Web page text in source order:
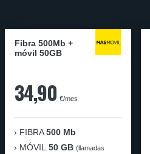
Fibra 500Mb +
móvil 50GB
34,90 €/mes
FIBRA 500 Mb
MÓVIL 50 GB (llamadas